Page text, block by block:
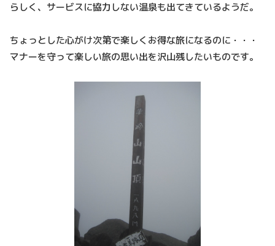
らしく、サービスに協力しない温泉も出てきているようだ。
ちょっとした心がけ次第で楽しくお得な旅になるのに・・・
マナーを守って楽しい旅の思い出を沢山残したいものです。